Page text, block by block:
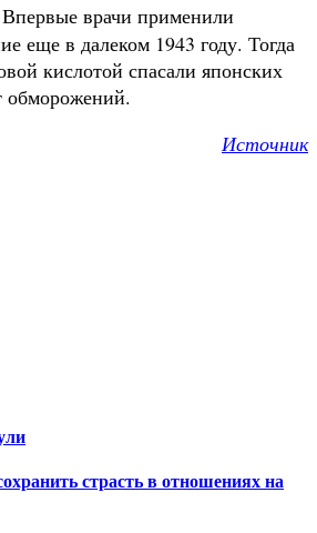
врачи применили
еще в далеком 1943 году. Тогда
кислотой спасали японских
обморожений.
Источник
страсть в отношениях на